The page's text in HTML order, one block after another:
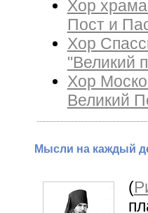
Хор
Пост и
Хор
"Великий
Хор
Великий
Мысли на каждый
(